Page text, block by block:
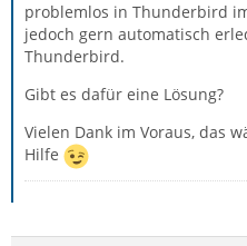
problemlos in Thunderbird
jedoch gern automatisch
Thunderbird.
Gibt es dafür eine Lösung?
Vielen Dank im Voraus, das
Hilfe